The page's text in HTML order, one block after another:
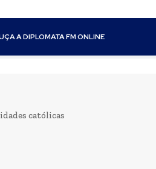
A DIPLOMATA FM ONLINE
católicas